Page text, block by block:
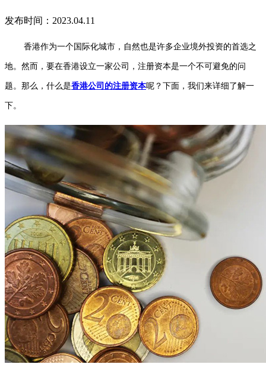
发布时间：2023.04.11
香港作为一个国际化城市，自然也是许多企业境外投资的首选之
地。然而，要在香港设立一家公司，注册资本是一个不可避免的问
题。那么，什么是香港公司的注册资本呢？下面，我们来详细了解一
下。